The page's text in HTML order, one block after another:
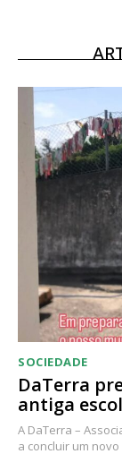
assinantes
Ofertas
SOCIEDADE
DaTerra
antiga
A DaTerra –
a concluir um